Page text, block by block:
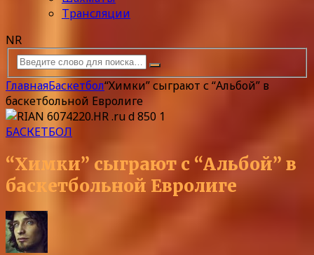
Трансляции
NR
ГлавнаяБаскетбол“Химки” сыграют с “Альбой” в
баскетбольной Евролиге
БАСКЕТБОЛ
“Химки” сыграют с “Альбой” в
баскетбольной Евролиге